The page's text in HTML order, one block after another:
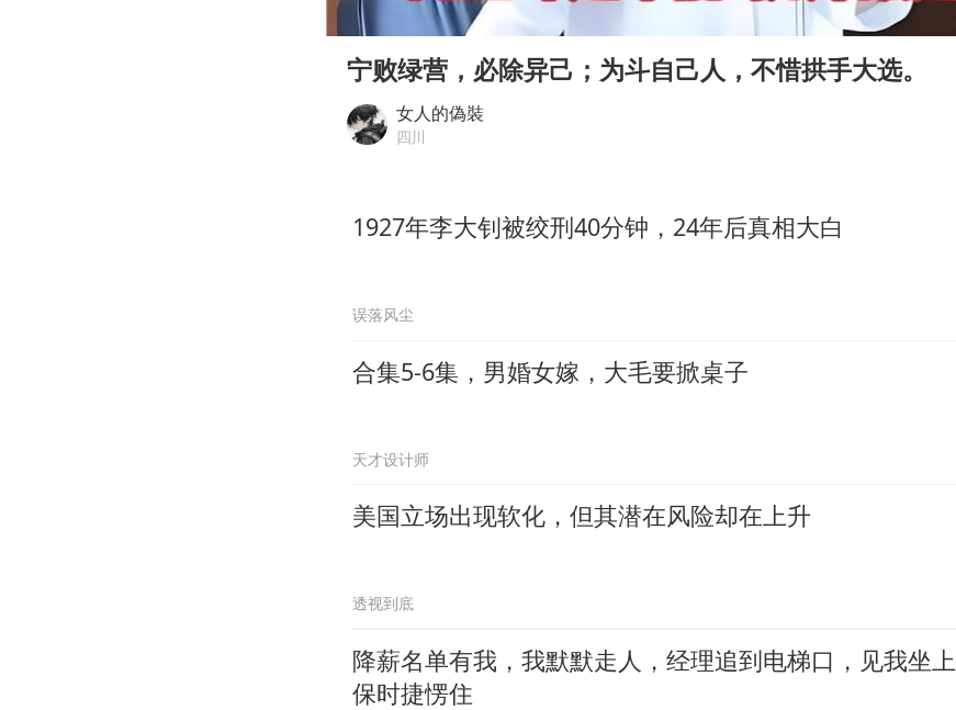
茅台部分直营店飞天茅台提价
白海豚将正面袭击贯穿浙江
杭州全市有序停课
Play
00:00
宁败绿营，必除异己；为斗自己人，不惜拱手大选。
女人的偽裝
四川
1927年李大钊被绞刑40分钟，24年后真相大白
误落风尘
合集5-6集，男婚女嫁，大毛要掀桌子
天才设计师
美国立场出现软化，但其潜在风险却在上升
透视到底
降薪名单有我，我默默走人，经理追到电梯口，见我坐上
保时捷愣住